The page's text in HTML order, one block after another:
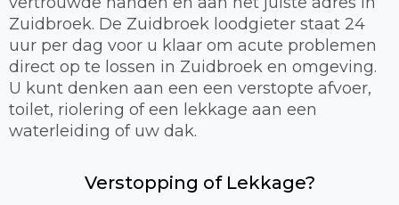
Zuidbroek. De Zuidbroek loodgieter staat 24
uur per dag voor u klaar om acute problemen
direct op te lossen in Zuidbroek en omgeving.
U kunt denken aan een een verstopte afvoer,
toilet, riolering of een lekkage aan een
waterleiding of uw dak.
Verstopping of Lekkage?